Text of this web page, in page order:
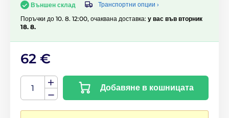
Външен склад
Транспортни опции ›
Поръчки до 10. 8. 12:00, очаквана доставка: у вас във вторник
18. 8.
62 €
Добавяне в кошницата